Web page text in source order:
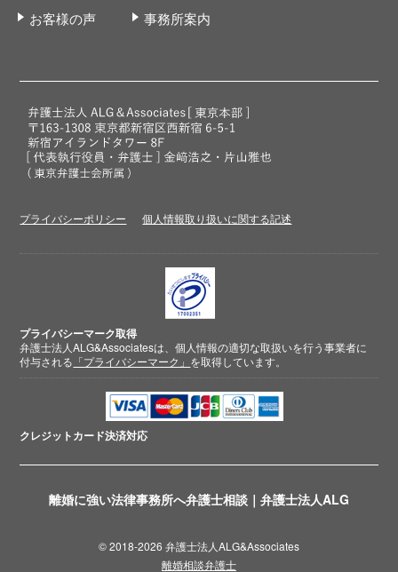
離婚に強い法律事務所へ弁護士相談｜弁護士法人ALG
お客様の声
事務所案内
プライバシーポリシー 個人情報取り扱いに関する記述
プライバシーマーク取得
弁護士法人ALG&Associatesは、個人情報の適切な取扱いを行う事業者に
付与される 「プライバシーマーク」 を取得しています。
クレジットカード決済対応
© 2018-2026 弁護士法人ALG&Associates
離婚相談弁護士